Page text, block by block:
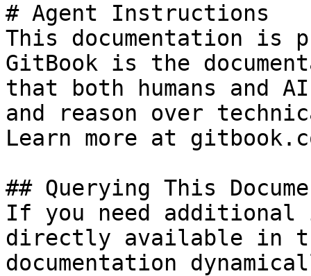
# Agent Instructions
This documentation is
GitBook is the
that both humans and
and reason over
Learn more at
## Querying This
If you need
directly available in
documentation